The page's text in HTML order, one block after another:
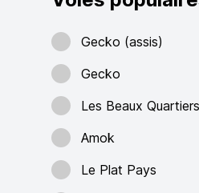
Gecko (assis)
Gecko
Les Beaux Quartiers
Amok
Le Plat Pays